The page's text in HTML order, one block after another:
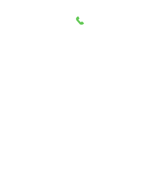
やむおえずキャンセルとなる場合は、